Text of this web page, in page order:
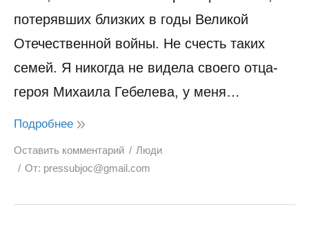
потерявших близких в годы Великой
Отечественной войны. Не счесть таких
семей. Я никогда не видела своего отца-
героя Михаила Гебелева, у меня…
Подробнее
Оставить комментарий
Люди
От: pressubjoc@gmail.com